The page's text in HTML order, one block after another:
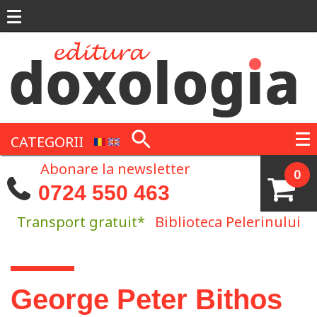
CATEGORII
0
Abonare la newsletter
0724 550 463
Transport gratuit* Biblioteca Pelerinului
Eşti aici
George Peter Bithos